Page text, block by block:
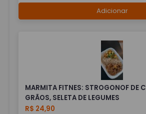
Adicionar
MARMITA FITNES: STROGONOF DE
GRÃOS, SELETA DE LEGUMES
R$ 24,90